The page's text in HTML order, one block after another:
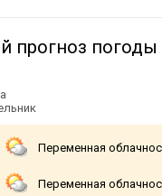
прогноз
Переменная
Переменная